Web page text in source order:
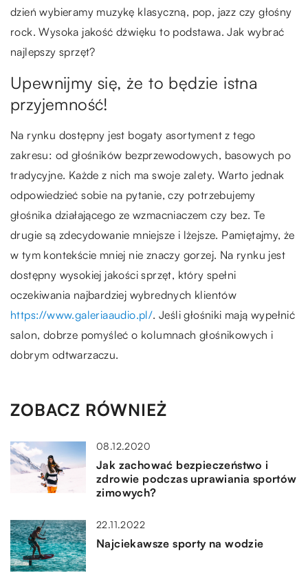
dzień wybieramy muzykę klasyczną, pop, jazz czy głośny
rock. Wysoka jakość dźwięku to podstawa. Jak wybrać
najlepszy sprzęt?
Upewnijmy się, że to będzie istna
przyjemność!
Na rynku dostępny jest bogaty asortyment z tego
zakresu: od głośników bezprzewodowych, basowych po
tradycyjne. Każde z nich ma swoje zalety. Warto jednak
odpowiedzieć sobie na pytanie, czy potrzebujemy
głośnika działającego ze wzmacniaczem czy bez. Te
drugie są zdecydowanie mniejsze i lżejsze. Pamiętajmy, że
w tym kontekście mniej nie znaczy gorzej. Na rynku jest
dostępny wysokiej jakości sprzęt, który spełni
oczekiwania najbardziej wybrednych klientów
https://www.galeriaaudio.pl/. Jeśli głośniki mają wypełnić
salon, dobrze pomyśleć o kolumnach głośnikowych i
dobrym odtwarzaczu.
ZOBACZ RÓWNIEŻ
08.12.2020
Jak zachować bezpieczeństwo i
zdrowie podczas uprawiania sportów
zimowych?
22.11.2022
Najciekawsze sporty na wodzie